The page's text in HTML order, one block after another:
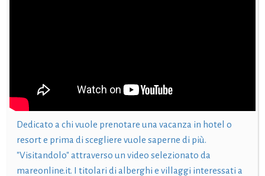
Dedicato a chi vuole prenotare una vacanza in hotel o
resort e prima di scegliere vuole saperne di più.
"Visitandolo" attraverso un video selezionato da
mareonline.it. I titolari di alberghi e villaggi interessati a